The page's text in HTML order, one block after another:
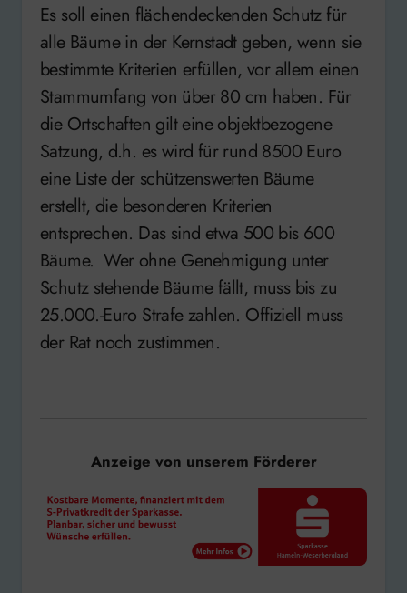
Es soll einen flächendeckenden Schutz für
alle Bäume in der Kernstadt geben, wenn sie
bestimmte Kriterien erfüllen, vor allem einen
Stammumfang von über 80 cm haben. Für
die Ortschaften gilt eine objektbezogene
Satzung, d.h. es wird für rund 8500 Euro
eine Liste der schützenswerten Bäume
erstellt, die besonderen Kriterien
entsprechen. Das sind etwa 500 bis 600
Bäume. Wer ohne Genehmigung unter
Schutz stehende Bäume fällt, muss bis zu
25.000.-Euro Strafe zahlen. Offiziell muss
der Rat noch zustimmen.
Anzeige von unserem Förderer